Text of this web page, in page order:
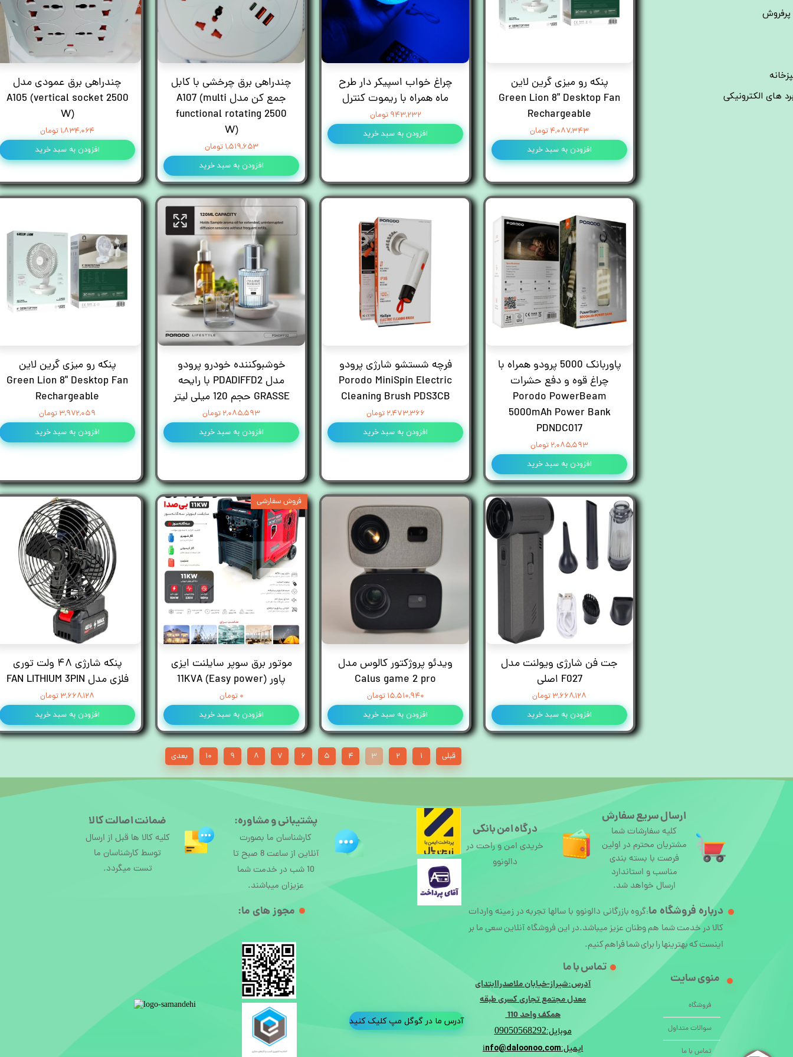
های الکترونیکی
پنکه رو میزی گرین لاین
Green Lion 8" Desktop Fan
Rechargeable
۴,۰۸۷,۳۴۳ تومان
افزودن به سبد خرید
چراغ خواب اسپیکر دار طرح
ماه همراه با ریموت کنترل
۹۴۳,۲۳۲ تومان
افزودن به سبد خرید
چندراهی برق چرخشی با کابل
جمع کن مدل A107 (multi
functional rotating 2500
W)
۱,۵۱۹,۶۵۳ تومان
افزودن به سبد خرید
چندراهی برق عمودی مدل
A105 (vertical socket 2500
W)
۱,۸۳۴,۰۶۴ تومان
افزودن به سبد خرید
پاوربانک 5000 پرودو همراه با
چراغ قوه و دفع حشرات
Porodo PowerBeam
5000mAh Power Bank
PDNDC017
۲,۰۸۵,۵۹۳ تومان
افزودن به سبد خرید
فرچه شستشو شارژی پرودو
Porodo MiniSpin Electric
Cleaning Brush PDS3CB
۲,۴۷۳,۳۶۶ تومان
افزودن به سبد خرید
خوشبوکننده خودرو پرودو
مدل PDADIFFD2 با رایحه
GRASSE حجم 120 میلی لیتر
۲,۰۸۵,۵۹۳ تومان
افزودن به سبد خرید
پنکه رو میزی گرین لاین
Green Lion 8" Desktop Fan
Rechargeable
۳,۹۷۲,۰۵۹ تومان
افزودن به سبد خرید
جت فن شارژی ویولنت مدل
F027 اصلی
۳,۶۶۸,۱۲۸ تومان
افزودن به سبد خرید
ویدئو پروژکتور کالوس مدل
Calus game 2 pro
۱۵,۵۱۰,۹۴۰ تومان
افزودن به سبد خرید
موتور برق سوپر سایلنت ایزی
پاور 11KVA (Easy power)
۰ تومان
افزودن به سبد خرید
فروش سفارشی
پنکه شارژی ۴۸ ولت توری
فلزی مدل FAN LITHIUM 3PIN
۳,۶۶۸,۱۲۸ تومان
افزودن به سبد خرید
قبلی ۱ ۲ ۳ ۴ ۵ ۶ ۷ ۸ ۹ ۱۰ بعدی
ارسال سریع سفارش
کلیه سفارشات شما
مشتریان محترم در اولین
فرصت با بسته بندی
مناسب و استاندارد
ارسال خواهد شد.
درباره فروشگاه ما:گروه بازرگانی دالونوو با سالها تجربه در زمینه واردات
کالا در خدمت شما هم وطنان عزیز میباشد.در این فروشگاه آنلاین سعی ما بر
اینست که بهترینها را برای شما فراهم کنیم.
فروشگاه
سوالات متداول
تماس با ما
منوی سایت
تماس با ما
آدرس:شیراز-خیابان ملاصدراابتدای
معدل مجتمع تجاری کسری طبقه
همکف واحد 110
موبایل:09050568292
ایمیل:info@daloonoo.com
درگاه امن بانکی
خریدی امن و راحت در
دالونوو
پشتیبانی و مشاوره:
کارشناسان ما بصورت
آنلاین از ساعت 8 صبح تا
10 شب در خدمت شما
عزیزان میباشند.
ضمانت اصالت کالا
کلیه کالا ها قبل از ارسال
توسط کارشناسان ما
تست میگردد.
مجوز های ما:​
آدرس ما در گوگل مپ کلیک کنید